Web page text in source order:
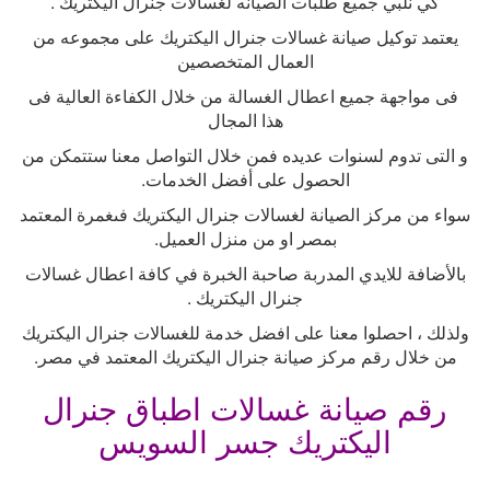
يعتمد توكيل صيانة غسالات جنرال اليكتريك على مجموعه من
العمال المتخصصين
فى مواجهة جميع اعطال الغسالة من خلال الكفاءة العالية فى
هذا المجال
و التى تدوم لسنوات عديده فمن خلال التواصل معنا ستتمكن من
الحصول على أفضل الخدمات.
سواء من مركز الصيانة لغسالات جنرال اليكتريك فىغمرة المعتمد
بمصر او من منزل العميل.
بالأضافة للايدي المدربة صاحبة الخبرة في كافة اعطال غسالات
جنرال اليكتريك .
ولذلك ، احصلوا معنا على افضل خدمة للغسالات جنرال اليكتريك
من خلال رقم مركز صيانة جنرال اليكتريك المعتمد في مصر .
رقم صيانة غسالات اطباق جنرال
اليكتريك جسر السويس